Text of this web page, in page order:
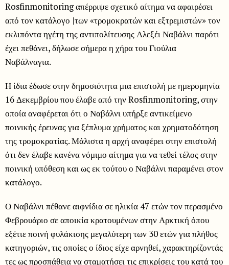
Rosfinmonitoring απέρριψε σχετικό αίτημα να αφαιρέσει
από τον κατάλογο |των «τρομοκρατών και εξτρεμιστών» τον
εκλιπόντα ηγέτη της αντιπολίτευσης Αλεξέι Ναβάλνι παρότι
έχει πεθάνει, δήλωσε σήμερα η χήρα του Γιούλια
Ναβάλναγια.
Η ίδια έδωσε στην δημοσιότητα μια επιστολή με ημερομηνία
16 Δεκεμβρίου που έλαβε από την Rosfinmonitoring, στην
οποία αναφέρεται ότι ο Ναβάλνι υπήρξε αντικείμενο
ποινικής έρευνας για ξέπλυμα χρήματος και χρηματοδότηση
της τρομοκρατίας. Μάλιστα η αρχή αναφέρει στην επιστολή
ότι δεν έλαβε κανένα νόμιμο αίτημα για να τεθεί τέλος στην
ποινική υπόθεση και ως εκ τούτου ο Ναβάλνι παραμένει στον
κατάλογο.
Ο Ναβάλνι πέθανε αιφνίδια σε ηλικία 47 ετών τον περασμένο
Φεβρουάριο σε αποικία κρατουμένων στην Αρκτική όπου
εξέτιε ποινή φυλάκισης μεγαλύτερη των 30 ετών για πλήθος
κατηγοριών, τις οποίες ο ίδιος είχε αρνηθεί, χαρακτηρίζοντάς
τες ως προσπάθεια να σταματήσει τις επικρίσεις του κατά του